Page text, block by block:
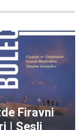
Firavni
| Sesli